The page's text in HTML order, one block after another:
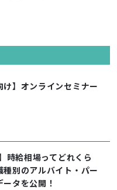
け】オンラインセミナー
時給相場ってどれくら
種別のアルバイト・パー
タを公開！